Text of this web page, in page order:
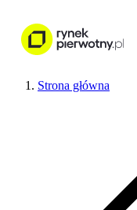
Strona główna